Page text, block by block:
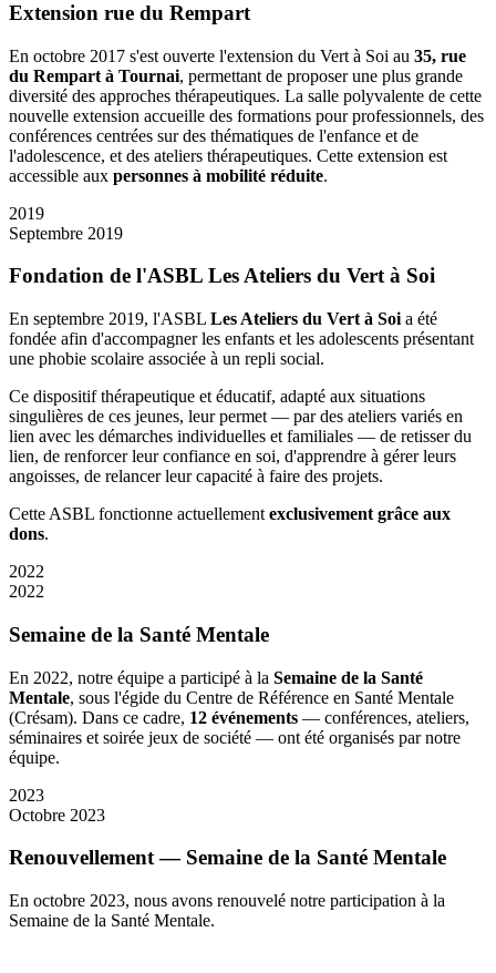
Extension rue du Rempart
En octobre 2017 s'est ouverte l'extension du Vert à Soi au 35, rue
du Rempart à Tournai, permettant de proposer une plus grande
diversité des approches thérapeutiques. La salle polyvalente de cette
nouvelle extension accueille des formations pour professionnels, des
conférences centrées sur des thématiques de l'enfance et de
l'adolescence, et des ateliers thérapeutiques. Cette extension est
accessible aux personnes à mobilité réduite.
2019
Septembre 2019
Fondation de l'ASBL Les Ateliers du Vert à Soi
En septembre 2019, l'ASBL Les Ateliers du Vert à Soi a été
fondée afin d'accompagner les enfants et les adolescents présentant
une phobie scolaire associée à un repli social.
Ce dispositif thérapeutique et éducatif, adapté aux situations
singulières de ces jeunes, leur permet — par des ateliers variés en
lien avec les démarches individuelles et familiales — de retisser du
lien, de renforcer leur confiance en soi, d'apprendre à gérer leurs
angoisses, de relancer leur capacité à faire des projets.
Cette ASBL fonctionne actuellement exclusivement grâce aux
dons.
2022
2022
Semaine de la Santé Mentale
En 2022, notre équipe a participé à la Semaine de la Santé
Mentale, sous l'égide du Centre de Référence en Santé Mentale
(Crésam). Dans ce cadre, 12 événements — conférences, ateliers,
séminaires et soirée jeux de société — ont été organisés par notre
équipe.
2023
Octobre 2023
Renouvellement — Semaine de la Santé Mentale
En octobre 2023, nous avons renouvelé notre participation à la
Semaine de la Santé Mentale.